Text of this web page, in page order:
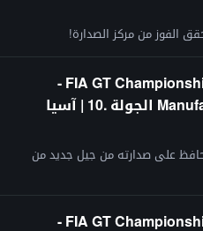
الفوز من مركز الصدارة!
سلسلة سباقات FIA GT Championships 2020 -
على صدارته من جيل جديد من
سلسلة سباقات FIA GT Championships 2020 -